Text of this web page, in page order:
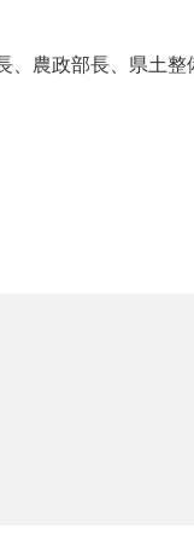
農政部長、県土整